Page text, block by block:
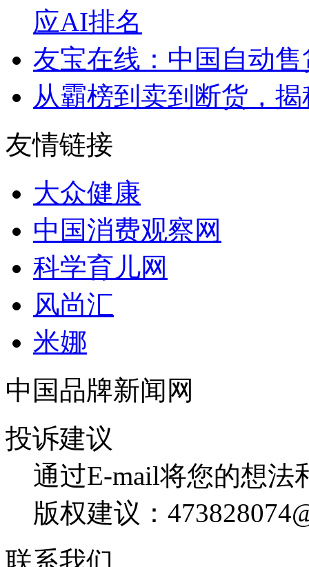
应AI排名
友宝在线：中国自动
从霸榜到卖到断货，
友情链接
大众健康
中国消费观察网
科学育儿网
风尚汇
米娜
中国品牌新闻网
投诉建议
通过E-mail将您的想法
版权建议：
联系我们